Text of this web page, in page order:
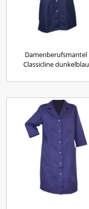
Damenberufsmantel
Classicline dunkelblau